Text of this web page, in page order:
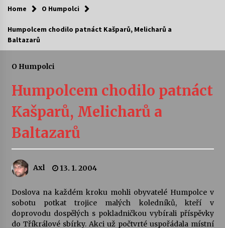
Kam za kulturou?
Vernisáž výstavy Josefíny Duškové: Stávám se
30. 7. 2026
Veselí muzikanti
30. 7. 2026
šedesátka: 28. 7.–1. 8. 2026
28. 7. 2026
Home O Humpolci
Humpolcem chodilo patnáct Kašparů, Melicharů a
Baltazarů
O Humpolci
Humpolcem chodilo patnáct
Kašparů, Melicharů a
Baltazarů
Axl 13. 1. 2004
Doslova na každém kroku mohli obyvatelé Humpolce v
sobotu potkat trojice malých koledníků, kteří v
doprovodu dospělých s pokladničkou vybírali příspěvky
do Tříkrálové sbírky. Akci už počtvrté uspořádala místní